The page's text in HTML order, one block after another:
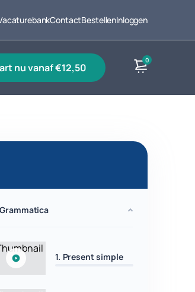
ContactBestellenInloggen
nu vanaf €12,50
0
1. Present simple